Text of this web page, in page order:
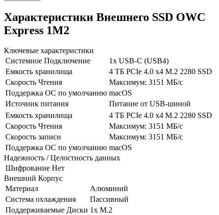
Характеристики Внешнего SSD OWC
Express 1M2
Ключевые характеристики
Системное Подключение
1x USB-C (USB4)
Емкость хранилища
4 ТБ PCIe 4.0 x4 M.2 2280 SSD
Скорость Чтения
Максимум: 3151 МБ/с
Поддержка ОС по умолчанию macOS
Источник питания
Питание от USB-шиной
Емкость хранилища
4 ТБ PCIe 4.0 x4 M.2 2280 SSD
Скорость Чтения
Максимум: 3151 МБ/с
Скорость записи
Максимум: 3151 МБ/с
Поддержка ОС по умолчанию macOS
Надежность / Целостность данных
Шифрование Нет
Внешний Корпус
Материал
Алюминий
Система охлаждения
Пассивный
Поддерживаемые Диски 1x М.2